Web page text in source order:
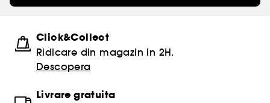
Click&Collect
Ridicare din magazin in 2H.
Descopera
Livrare gratuita